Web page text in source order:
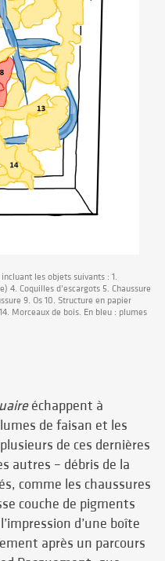
les objets suivants : 1.
4. Coquilles d’escargots 5. Chaussure
9. Os 10. Structure en papier
Morceaux de bois. En bleu : plumes
échappent à
de faisan et les
de ces dernières
autres – débris de la
comme les chaussures
couche de pigments
d’une boîte
après un parcours